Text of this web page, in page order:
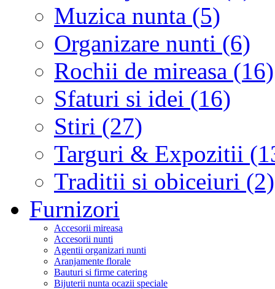
Muzica nunta (5)
Organizare nunti (6)
Rochii de mireasa (16)
Sfaturi si idei (16)
Stiri (27)
Targuri & Expozitii
Traditii si obiceiuri (2)
Furnizori
Accesorii mireasa
Accesorii nunti
Agentii organizari nunti
Aranjamente florale
Bauturi si firme catering
Bijuterii nunta ocazii speciale